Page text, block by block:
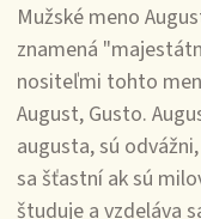
Mužské meno
znamená
nositeľmi tohto
August, Gusto.
augusta, sú
sa šťastní ak sú
študuje a vzdeláva